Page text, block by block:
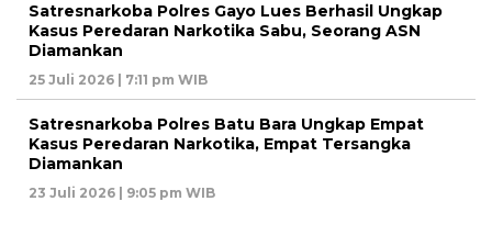
Satresnarkoba Polres Gayo Lues Berhasil Ungkap
Kasus Peredaran Narkotika Sabu, Seorang ASN
Diamankan
25 Juli 2026 | 7:11 pm WIB
Satresnarkoba Polres Batu Bara Ungkap Empat
Kasus Peredaran Narkotika, Empat Tersangka
Diamankan
23 Juli 2026 | 9:05 pm WIB